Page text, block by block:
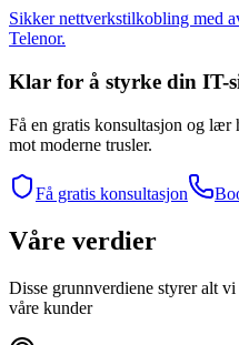
Sikker nettverkstilkobling med
Telenor.
Klar for å styrke din IT-
Få en gratis konsultasjon og
mot moderne trusler.
Få gratis konsultasjon
Våre verdier
Disse grunnverdiene styrer alt
våre kunder